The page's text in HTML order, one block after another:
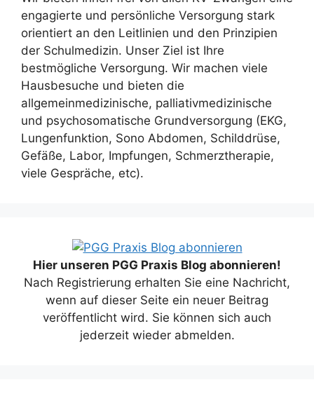
engagierte und persönliche Versorgung stark
orientiert an den Leitlinien und den Prinzipien
der Schulmedizin. Unser Ziel ist Ihre
bestmögliche Versorgung. Wir machen viele
Hausbesuche und bieten die
allgemeinmedizinische, palliativmedizinische
und psychosomatische Grundversorgung (EKG,
Lungenfunktion, Sono Abdomen, Schilddrüse,
Gefäße, Labor, Impfungen, Schmerztherapie,
viele Gespräche, etc).
Hier unseren PGG Praxis Blog abonnieren!
Nach Registrierung erhalten Sie eine Nachricht,
wenn auf dieser Seite ein neuer Beitrag
veröffentlicht wird. Sie können sich auch
jederzeit wieder abmelden.